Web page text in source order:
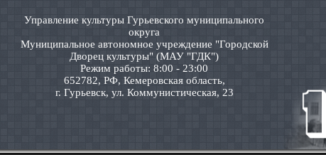
Управление культуры Гурьевского муниципального
округа
Муниципальное автономное учреждение "Городской
Дворец культуры" (МАУ "ГДК")
Режим работы: 8:00 - 23:00
652782, РФ, Кемеровская область,
г. Гурьевск, ул. Коммунистическая, 23